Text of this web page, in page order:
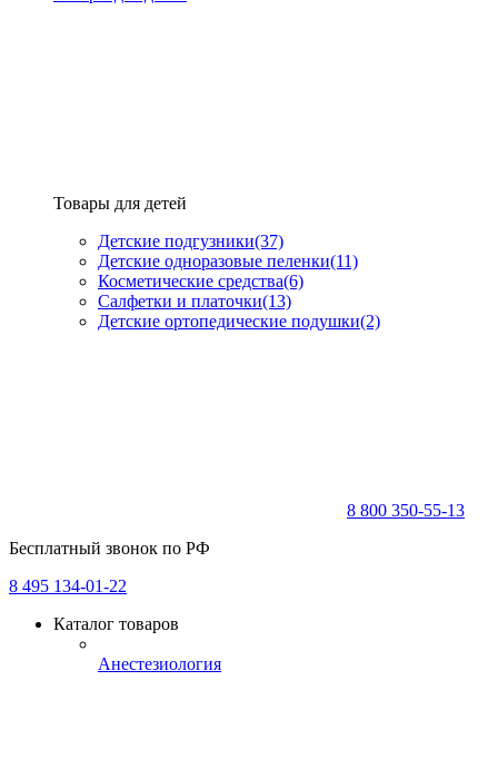
Товары для детей
Детские подгузники(37)
Детские одноразовые пеленки(11)
Косметические средства(6)
Салфетки и платочки(13)
Детские ортопедические подушки(2)
8 800 350-55-13
Бесплатный звонок по РФ
8 495 134-01-22
Каталог товаров
Анестезиология